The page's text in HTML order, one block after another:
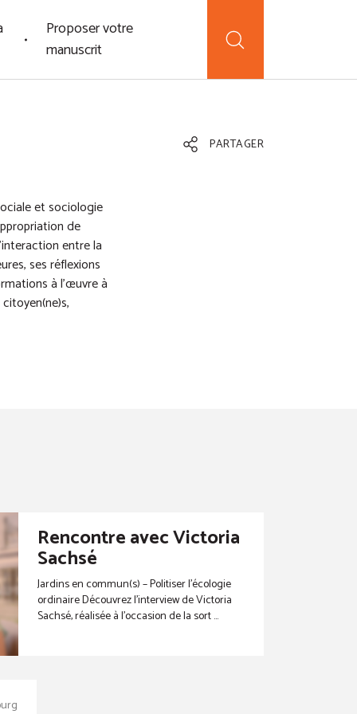
Proposer votre
manuscrit
et sociologie
de
entre la
ses réflexions
à l'œuvre à
PARTAGER
Rencontre avec Victoria
Sachsé
Jardins en commun(s) – Politiser l’écologie
ordinaire Découvrez l’interview de Victoria
Sachsé, réalisée à l’occasion de la sort ...